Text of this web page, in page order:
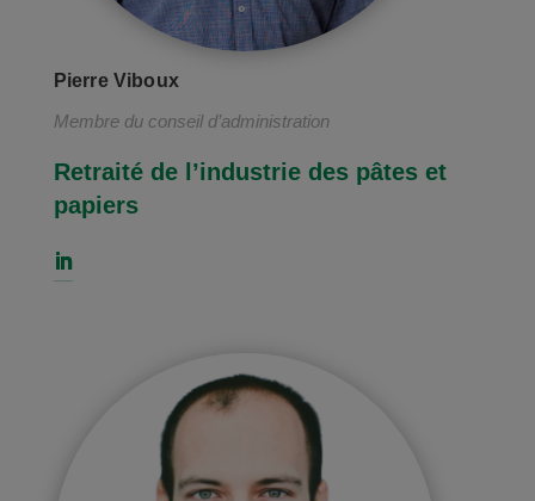
Pierre Viboux
Membre du conseil d’administration
Retraité de l’industrie des pâtes et
papiers